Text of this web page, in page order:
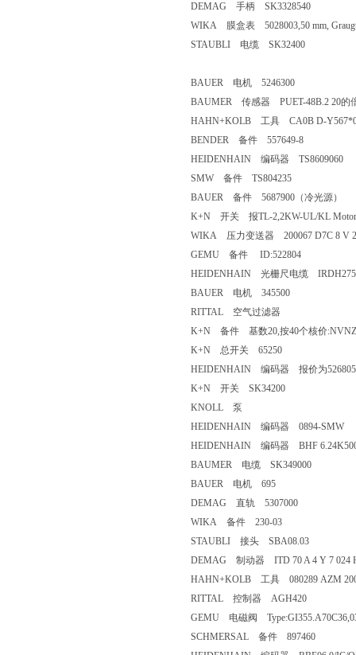
DEMAG 手柄 SK3328540
WIKA 膜盒表 5028003,50 mm,
STAUBLI 电缆 SK32400
BAUER 电机 5246300
BAUMER 传感器 PUET-48B.2 20的
HAHN+KOLB 工具 CA0B D-
BENDER 备件 557649-8
HEIDENHAIN 编码器 TS8609060
SMW 备件 TS804235
BAUER 备件 5687900（冷光源）
K+N 开关 报TL-2,2KW-UL/KL Motor
WIKA 压力变送器 200067 D7C 8 V
GEMU 备件 ID:522804
HEIDENHAIN 光栅尺电缆
BAUER 电机 345500
RITTAL 空气过滤器
K+N 备件 基数20,按40个核价
K+N 总开关 65250
HEIDENHAIN 编码器 报价为526805
K+N 开关 SK34200
KNOLL 泵
HEIDENHAIN 编码器 0894-SMW
HEIDENHAIN 编码器 BHF
BAUMER 电缆 SK349000
BAUER 电机 695
DEMAG 直轨 5307000
WIKA 备件 230-03
STAUBLI 接头 SBA08.03
DEMAG 制动器 ITD 70 A 4 Y 7 024 H
HAHN+KOLB 工具 080289 AZM
RITTAL 控制器 AGH420
GEMU 电磁阀
SCHMERSAL 备件 897460